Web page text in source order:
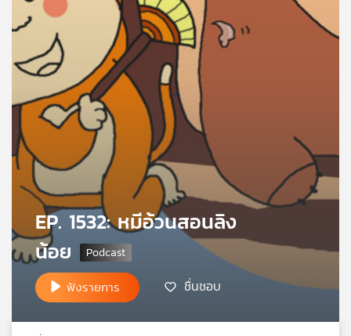
บทความ
และ
กิจกรรม
เกี่ยว
เครือ
ไทย
EP. 1532: หมีอ้วนสอนลิง
น้อย
ฟังรายการ ชื่นชอบ